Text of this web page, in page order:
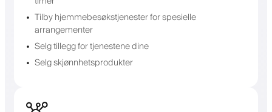
Tilby hjemmebesøkstjenester for spesielle
arrangementer
Selg tillegg for tjenestene dine
Selg skjønnhetsprodukter